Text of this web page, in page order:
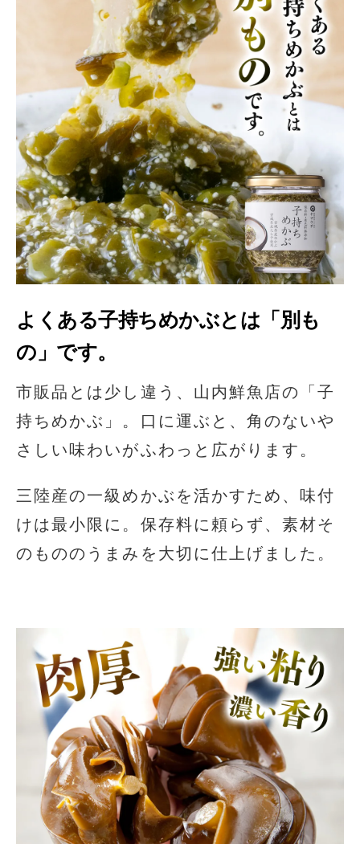
よくある子持ちめかぶとは「別も
の」です。
市販品とは少し違う、山内鮮魚店の「子
持ちめかぶ」。口に運ぶと、角のないや
さしい味わいがふわっと広がります。
三陸産の一級めかぶを活かすため、味付
けは最小限に。保存料に頼らず、素材そ
のもののうまみを大切に仕上げました。